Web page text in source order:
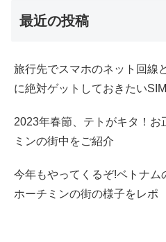
最近の投稿
旅行先でスマホのネット回線
に絶対ゲットしておきたいSIM
2023年春節、テトがキタ！お
ミンの街中をご紹介
今年もやってくるぞ!ベトナム
ホーチミンの街の様子をレポ